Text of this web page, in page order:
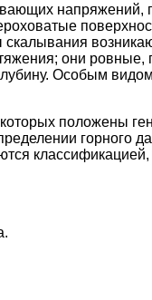
напряжений,
они
Особым
положены
горного